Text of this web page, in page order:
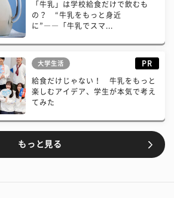
「牛乳」は学校給食だけで飲むも
の？ “牛乳をもっと身近
に”――「牛乳でスマ...
大学生活 PR
給食だけじゃない！ 牛乳をもっと
楽しむアイデア、学生が本気で考え
てみた
もっと見る